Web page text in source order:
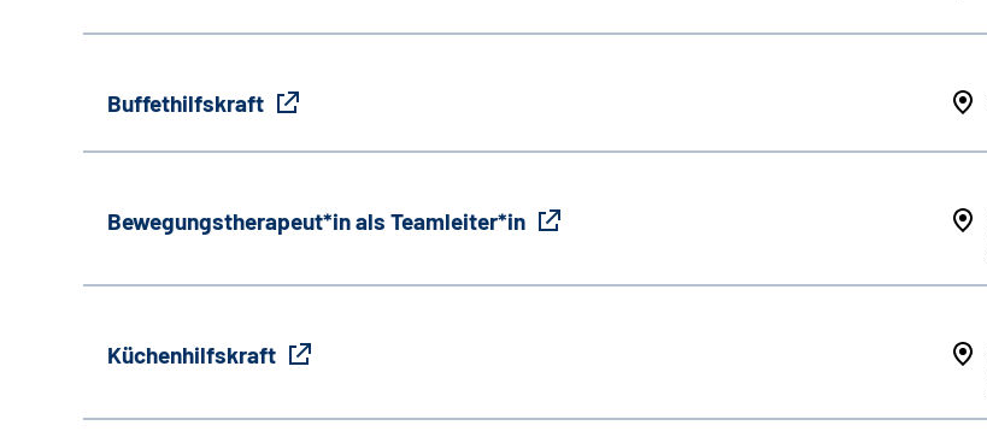
Buffethilfskraft
Bewegungstherapeut*in als Teamleiter*in
Küchenhilfskraft